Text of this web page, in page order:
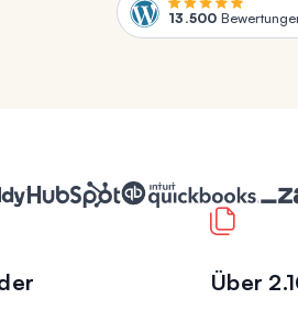
13.500
Über